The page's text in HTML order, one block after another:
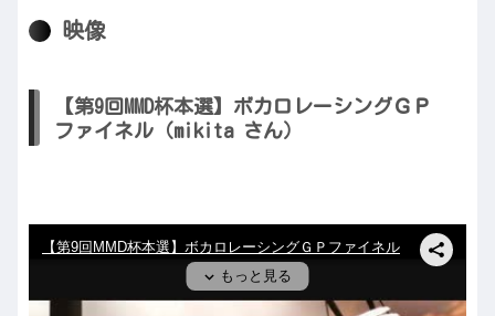
映像
【第9回MMD杯本選】ボカロレーシングＧＰ
ファイネル（mikita さん）